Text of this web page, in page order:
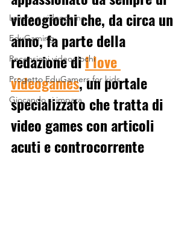
Lavoro e videogame
EduGaming
Recensioni videogiochi
Progetto EduGamers for kids
Giocando si impara
videogiochi che, da circa un
anno, fa parte della
redazione di I love
videogames, un portale
specializzato che tratta di
video games con articoli
acuti e controcorrente